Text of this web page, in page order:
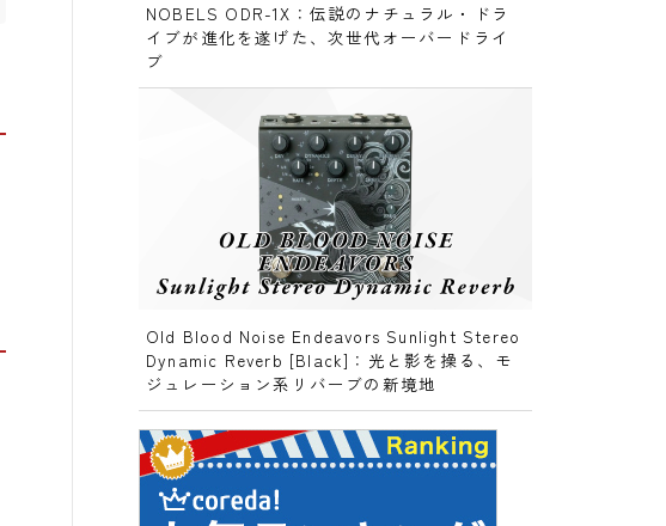
NOBELS ODR-1X：伝説のナチュラル・ドラ
イブが進化を遂げた、次世代オーバードライ
ブ
Old Blood Noise Endeavors Sunlight Stereo
Dynamic Reverb [Black]：光と影を操る、モ
ジュレーション系リバーブの新境地